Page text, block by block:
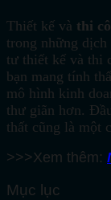
Thiết kế và thi
trong những dịch
tư thiết kế và thi
bạn mang tính
mô hình kinh
thư giãn hơn.
thất cũng là một
>>>Xem thêm:
Mục lục